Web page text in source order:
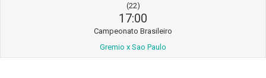
(22)
17:00
Campeonato Brasileiro
Gremio x Sao Paulo